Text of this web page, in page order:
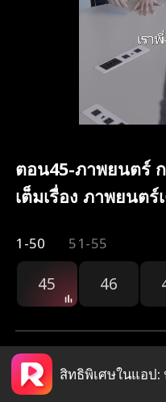
ตอน45-ภาพยนตร์
เต็มเรื่อง ภาพยนตร์
1-50 51-55
45 46
สิทธิพิเศษในแอป